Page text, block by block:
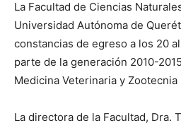
La Facultad de Ciencias
Universidad Autónoma de
constancias de egreso a los 20
parte de la generación 2010-
Medicina Veterinaria y Zootecnia
La directora de la Facultad, Dra.